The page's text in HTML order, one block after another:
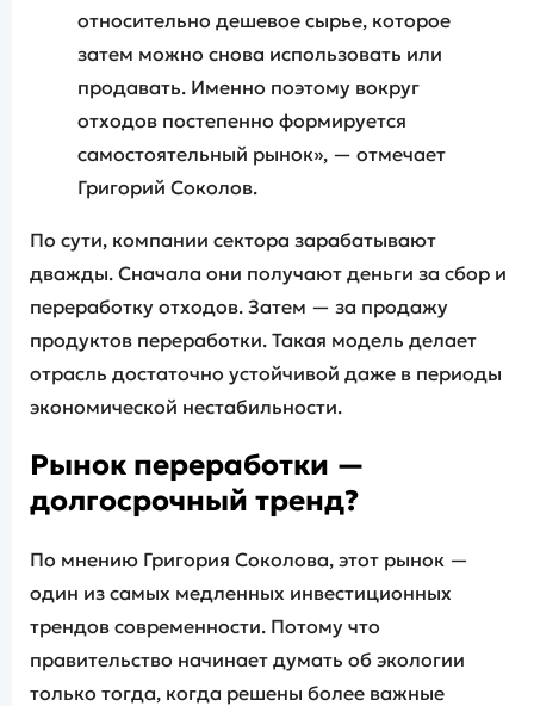
относительно дешевое сырье, которое
затем можно снова использовать или
продавать. Именно поэтому вокруг
отходов постепенно формируется
самостоятельный рынок», — отмечает
Григорий Соколов.
По сути, компании сектора зарабатывают
дважды. Сначала они получают деньги за сбор и
переработку отходов. Затем — за продажу
продуктов переработки. Такая модель делает
отрасль достаточно устойчивой даже в периоды
экономической нестабильности.
Рынок переработки —
долгосрочный тренд?
По мнению Григория Соколова, этот рынок —
один из самых медленных инвестиционных
трендов современности. Потому что
правительство начинает думать об экологии
только тогда, когда решены более важные